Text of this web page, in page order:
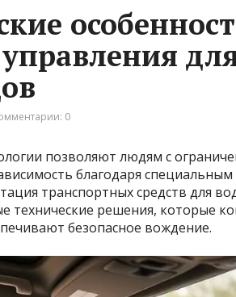
0
позволяют людям с
благодаря
транспортных средств для
технические решения, которые
безопасное вождение.